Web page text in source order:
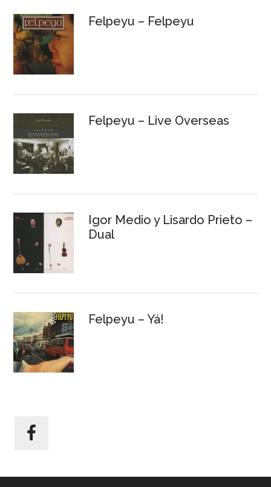
Felpeyu – Felpeyu
Felpeyu – Live Overseas
Igor Medio y Lisardo Prieto –
Dual
Felpeyu – Yá!